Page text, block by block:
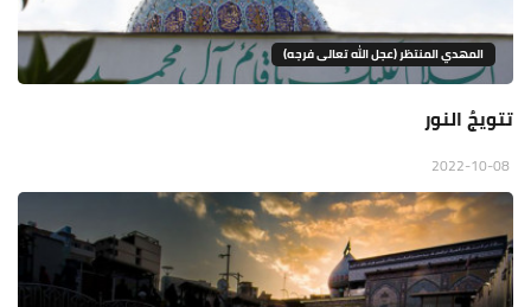
المهدي المنتظر (عجل الله تعالى فرجه)
تتويجُ النور